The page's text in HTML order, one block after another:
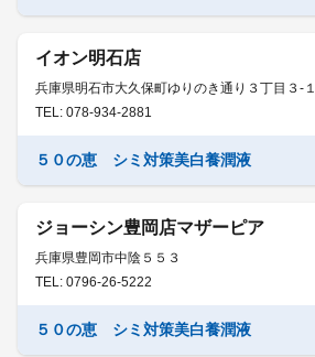
イオン明石店
兵庫県明石市大久保町ゆりのき通り３丁目３-１
TEL: 078-934-2881
５０の恵 シミ対策美白養潤液
ジョーシン豊岡店マザーピア
兵庫県豊岡市中陰５５３
TEL: 0796-26-5222
５０の恵 シミ対策美白養潤液